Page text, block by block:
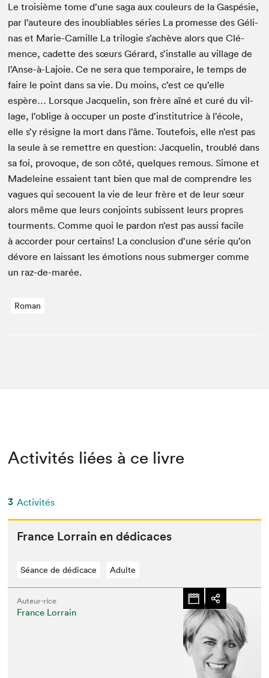
Le troisième tome d’une saga aux couleurs de la Gaspésie,
par l’auteure des inou­bli­ables séries La promesse des Géli­
nas et Marie-Camille La trilo­gie s’achève alors que Clé­
mence, cadette des sœurs Gérard, s’installe au vil­lage de
l’Anse-à-Lajoie. Ce ne sera que tem­po­raire, le temps de
faire le point dans sa vie. Du moins, c’est ce qu’elle
espère… Lorsque Jacquelin, son frère aîné et curé du vil­
lage, l’oblige à occu­per un poste d’institutrice à l’école,
elle s’y résigne la mort dans l’âme. Toute­fois, elle n’est pas
la seule à se remet­tre en ques­tion: Jacquelin, trou­blé dans
sa foi, provoque, de son côté, quelques remous. Simone et
Madeleine essaient tant bien que mal de com­pren­dre les
vagues qui sec­ouent la vie de leur frère et de leur sœur
alors même que leurs con­joints subis­sent leurs pro­pres
tour­ments. Comme quoi le par­don n’est pas aus­si facile
à accorder pour cer­tains! La con­clu­sion d’une série qu’on
dévore en lais­sant les émo­tions nous sub­merg­er comme
un raz-de-marée.
Roman
Activités liées à ce livre
3 Activités
France Lor­rain en dédicaces
Séance de dédicace Adulte
Auteur·rice
France Lorrain